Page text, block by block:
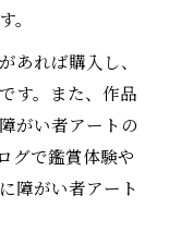
。
あれば購入し、
す。また、作品
がい者アートの
グで鑑賞体験や
障がい者アート